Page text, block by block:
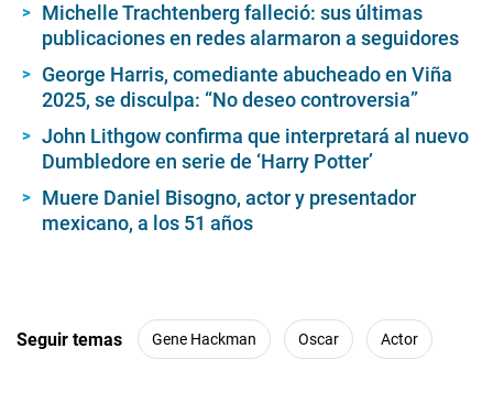
Michelle Trachtenberg falleció: sus últimas
publicaciones en redes alarmaron a seguidores
George Harris, comediante abucheado en Viña
2025, se disculpa: “No deseo controversia”
John Lithgow confirma que interpretará al nuevo
Dumbledore en serie de ‘Harry Potter’
Muere Daniel Bisogno, actor y presentador
mexicano, a los 51 años
Seguir temas Gene Hackman Oscar Actor